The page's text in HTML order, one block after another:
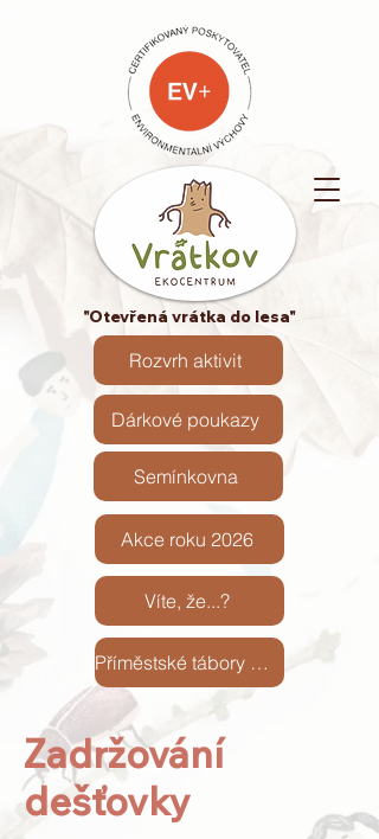
"Otevřená vrátka do lesa"
Semínkovna
Dárkové poukazy
Rozvrh aktivit
Akce roku 2026
Víte, že...?
Příměstské tábory 2026
Zadržování
dešťovky